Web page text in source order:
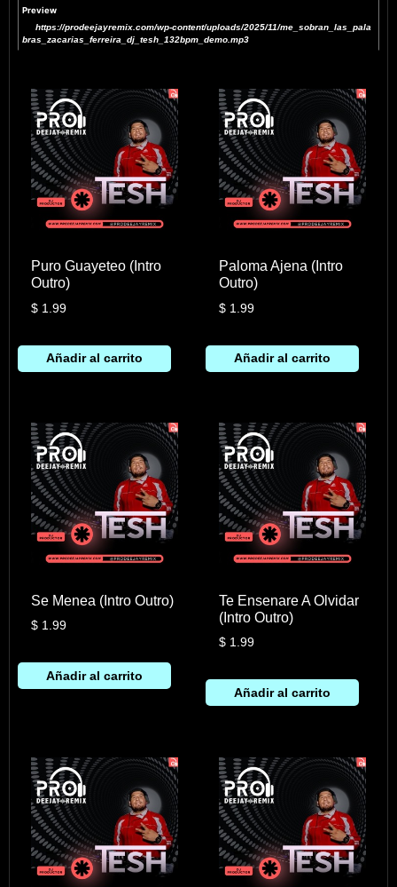
Preview
https://prodeejayremix.com/wp-content/uploads/2025/11/me_sobran_las_pala
bras_zacarias_ferreira_dj_tesh_132bpm_demo.mp3
Puro Guayeteo (Intro
Outro)
$1.99
Añadir al carrito
Paloma Ajena (Intro
Outro)
$ 1.99
Añadir al carrito
Se Menea (Intro Outro)
$1.99
Añadir al carrito
Te Ensenare A Olvidar
(Intro Outro)
$ 1.99
Añadir al carrito